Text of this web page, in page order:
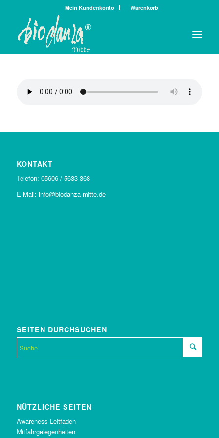
Mein Kundenkonto Warenkorb
KONTAKT
Telefon: 05606 / 5633 368
E-Mail: info@biodanza-mitte.de
SEITEN DURCHSUCHEN
NÜTZLICHE SEITEN
Awareness Leitfaden
Mitfahrgelegenheiten